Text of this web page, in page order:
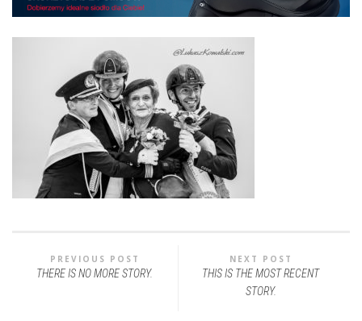
PREVIOUS POST
THERE IS NO MORE STORY.
NEXT POST
THIS IS THE MOST RECENT
STORY.